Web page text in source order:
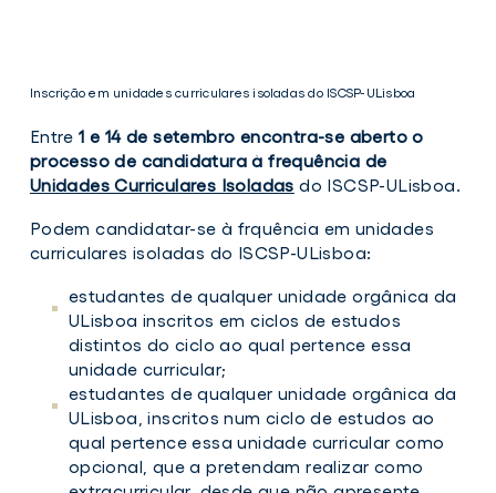
Inscrição
unidades
curriculares
isoladas
ULisboa
Inscrição em unidades curriculares isoladas do ISCSP-ULisboa
Entre1 e 14 de setembro encontra-se aberto o
processo de candidatura à frequência de
Unidades Curriculares Isoladas do ISCSP-ULisboa.
Podem candidatar-se à frquência em unidades
curriculares isoladas do ISCSP-ULisboa:
estudantes de qualquer unidade orgânica da
ULisboa inscritos em ciclos de estudos
distintos do ciclo ao qual pertence essa
unidade curricular;
estudantes de qualquer unidade orgânica da
ULisboa, inscritos num ciclo de estudos ao
qual pertence essa unidade curricular como
opcional, que a pretendam realizar como